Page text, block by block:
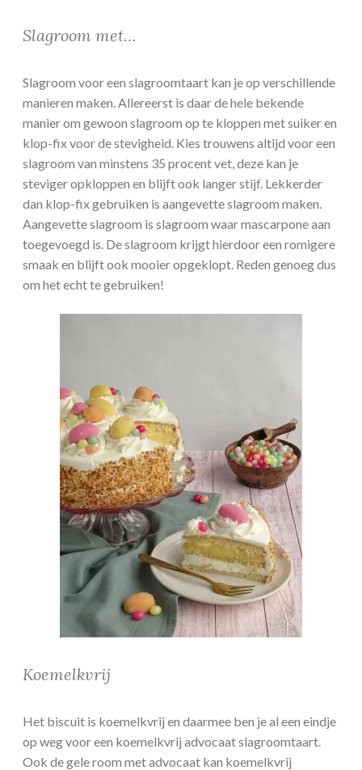
Slagroom met…
Slagroom voor een slagroomtaart kan je op verschillende
manieren maken. Allereerst is daar de hele bekende
manier om gewoon slagroom op te kloppen met suiker en
klop-fix voor de stevigheid. Kies trouwens altijd voor een
slagroom van minstens 35 procent vet, deze kan je
steviger opkloppen en blijft ook langer stijf. Lekkerder
dan klop-fix gebruiken is aangevette slagroom maken.
Aangevette slagroom is slagroom waar mascarpone aan
toegevoegd is. De slagroom krijgt hierdoor een romigere
smaak en blijft ook mooier opgeklopt. Reden genoeg dus
om het echt te gebruiken!
Koemelkvrij
Het biscuit is koemelkvrij en daarmee ben je al een eindje
op weg voor een koemelkvrij advocaat slagroomtaart.
Ook de gele room met advocaat kan koemelkvrij